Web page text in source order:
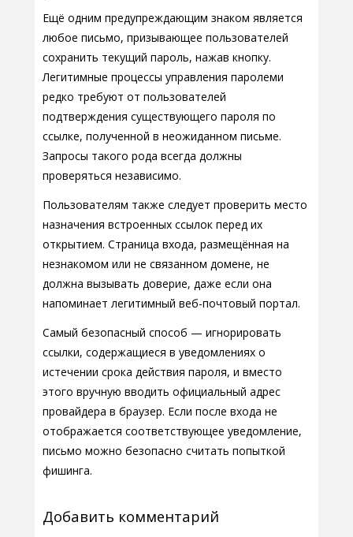
Ещё одним предупреждающим знаком является
любое письмо, призывающее пользователей
сохранить текущий пароль, нажав кнопку.
Легитимные процессы управления паролеми
редко требуют от пользователей
подтверждения существующего пароля по
ссылке, полученной в неожиданном письме.
Запросы такого рода всегда должны
проверяться независимо.
Пользователям также следует проверить место
назначения встроенных ссылок перед их
открытием. Страница входа, размещённая на
незнакомом или не связанном домене, не
должна вызывать доверие, даже если она
напоминает легитимный веб-почтовый портал.
Самый безопасный способ — игнорировать
ссылки, содержащиеся в уведомлениях о
истечении срока действия пароля, и вместо
этого вручную вводить официальный адрес
провайдера в браузер. Если после входа не
отображается соответствующее уведомление,
письмо можно безопасно считать попыткой
фишинга.
Добавить комментарий